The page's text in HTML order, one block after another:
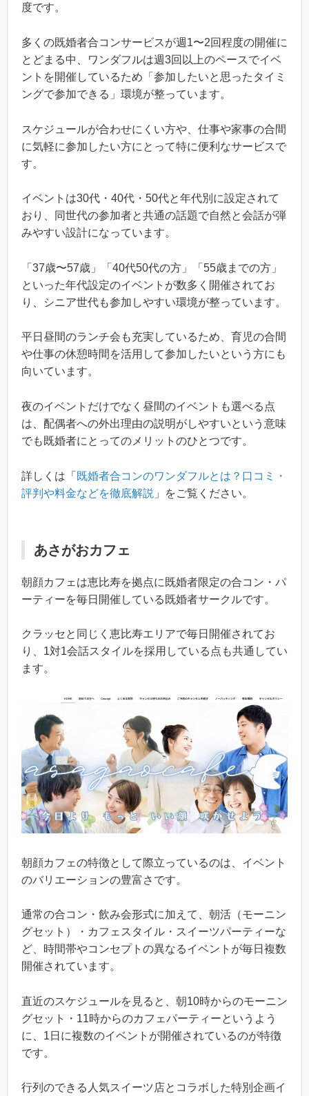
度です。
多くの既婚者合コンサービスが週1〜2回程度の開催に
とどまる中、ワンダフルは週3回以上のペースでイベ
ントを開催しているため「参加したいと思ったタイミ
ングで参加できる」環境が整っています。
スケジュールが合わせにくい方や、仕事や家事の合間
に気軽に参加したい方にとって特に便利なサービスで
す。
イベントは30代・40代・50代と年代別に設定されて
おり、同世代の参加者と共通の話題で自然と会話が弾
みやすい設計になっています。
「37歳〜57歳」「40代50代の方」「55歳までの方」
といった年代設定のイベントが数多く開催されてお
り、シニア世代も参加しやすい環境が整っています。
平日昼間のランチ会も充実しているため、育児の合間
や仕事の休憩時間を活用して参加したいという方にも
向いています。
夜のイベントだけでなく昼間のイベントも選べる点
は、配偶者への外出理由の説明がしやすいという意味
でも既婚者にとってのメリットのひとつです。
詳しくは「 既婚者合コンのワンダフルとは？口コミ・
評判や料金などを徹底解説 」をご覧ください。
あさがおカフェ
朝顔カフェは恵比寿を拠点に既婚者限定の合コン・パ
ーティーを毎日開催している既婚者サークルです。
クラッセと同じく恵比寿エリアで毎日開催されてお
り、1対1会話スタイルを採用している点も共通してい
ます。
朝顔カフェの特徴として際立っているのは、イベント
のバリエーションの豊富さです。
通常の合コン・飲み会形式に加えて、朝活（モーニン
グセット）・カフェスタイル・スイーツパーティーな
ど、時間帯やコンセプトの異なるイベントが毎日複数
開催されています。
直近のスケジュールを見ると、朝10時からのモーニン
グセット・11時からのカフェパーティーというよう
に、1日に複数のイベントが開催されているのが特徴
です。
行列のできる人気スイーツ店とコラボした特別企画イ